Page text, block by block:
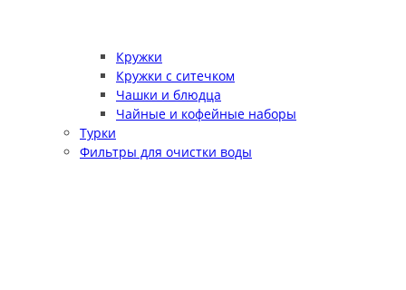
Кружки
Кружки с ситечком
Чашки и блюдца
Чайные и кофейные наборы
Турки
Фильтры для очистки воды